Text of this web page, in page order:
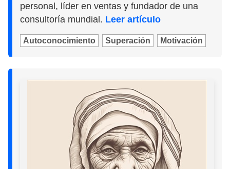
personal, líder en ventas y fundador de una
consultoría mundial. Leer artículo
Autoconocimiento Superación Motivación